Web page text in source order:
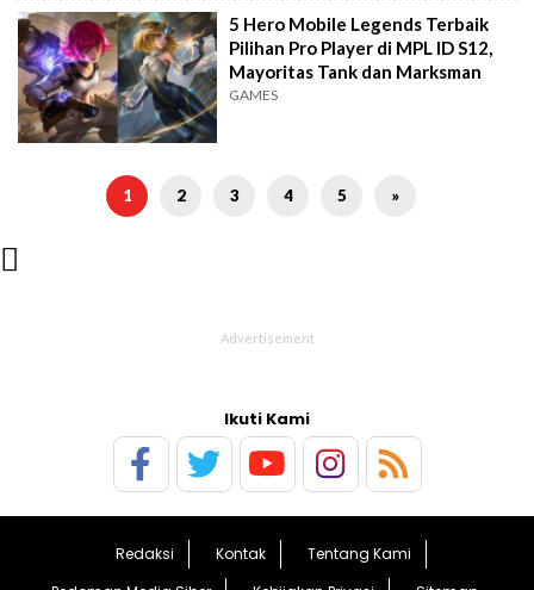
5 Hero Mobile Legends Terbaik
Pilihan Pro Player di MPL ID S12,
Mayoritas Tank dan Marksman
GAMES
1 2 3 4 5 »

Ikuti Kami
Redaksi Kontak
Tentang Kami